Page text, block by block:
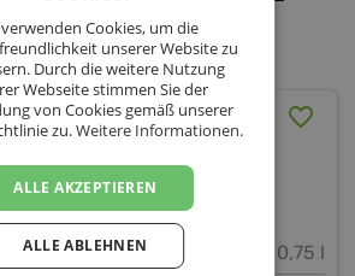
Sortiment
Moskatolino Frizzante
2025
Weinbau Alois & Martin Gangl
Burgenland
12,5 % vol. 0,75 l
Cookies, um die
unserer Website zu
Durch die weitere Nutzung
Webseite stimmen Sie der
von Cookies gemäß unserer
zu.Weitere Informationen.
ALLE AKZEPTIEREN
ALLE ABLEHNEN